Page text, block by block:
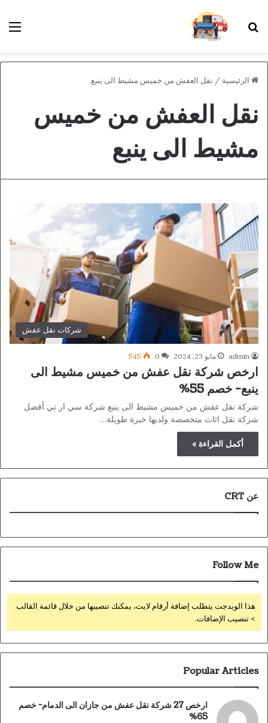
بحث عن
الرئيسية / نقل العفش من خميس مشيط الى ينبع
نقل العفش من خميس
مشيط الى ينبع
شركات نقل عفش
admin مايو 23, 2024 0
545
ارخص شركة نقل عفش من خميس مشيط الى
ينبع- خصم 55%
شركة نقل عفش من خميس مشيط الى ينبع شركة سي ار تي أفضل
شركة نقل اثاث متخصصة ولديها خبرة طويلة…
أكمل القراءة »
عن CRT
Follow Me
هذا الويدجت يتطلب إضافة أرقام لايت، يمكنك تنصيبها من خلال قائمة القالب
> تنصيب الإضافات.
Popular Articles
ارخص 27 شركة نقل عفش من جازان الى الدمام- خصم
65%